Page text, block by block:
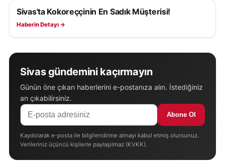
YAŞAM
Sivas'ta Kokoreççinin En Sadık Müşterisi!
Haberin Detayı →
Sivas gündemini kaçırmayın
Günün öne çıkan haberlerini e-postanıza alın. İstediğiniz
an çıkabilirsiniz.
Abone Ol
Kaydolarak e-posta ile bilgilendirme almayı kabul etmiş olursunuz.
Verileriniz üçüncü kişilerle paylaşılmaz (KVKK).